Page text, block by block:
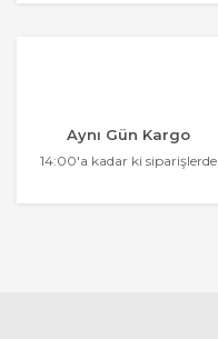
Aynı Gün Kargo
14:00'a kadar ki siparişlerde